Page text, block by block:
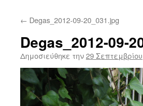
← Degas_2012-09-20_031.jpg
Degas_2012-09-
Δημοσιεύθηκε την29